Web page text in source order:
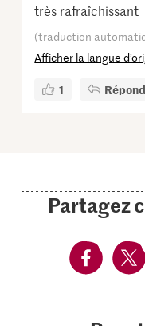
très rafraîchissant
(traduction
Afficher la langue
1
Partagez